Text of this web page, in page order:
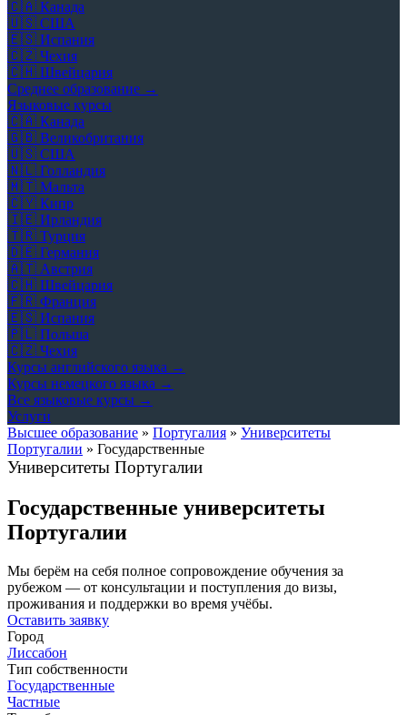
🇨🇦 Канада
🇺🇸 США
🇪🇸 Испания
🇨🇿 Чехия
🇨🇭 Швейцария
Среднее образование →
Языковые курсы
🇨🇦 Канада
🇬🇧 Великобритания
🇺🇸 США
🇳🇱 Голландия
🇲🇹 Мальта
🇨🇾 Кипр
🇮🇪 Ирландия
🇹🇷 Турция
🇩🇪 Германия
🇦🇹 Австрия
🇨🇭 Швейцария
🇫🇷 Франция
🇪🇸 Испания
🇵🇱 Польша
🇨🇿 Чехия
Курсы английского языка →
Курсы немецкого языка →
Все языковые курсы →
Услуги
Высшее образование » Португалия » Университеты
Португалии » Государственные
Университеты Португалии
Государственные университеты
Португалии
Мы берём на себя полное сопровождение обучения за
рубежом — от консультации и поступления до визы,
проживания и поддержки во время учёбы.
Оставить заявку
Город
Лиссабон
Тип собственности
Государственные
Частные